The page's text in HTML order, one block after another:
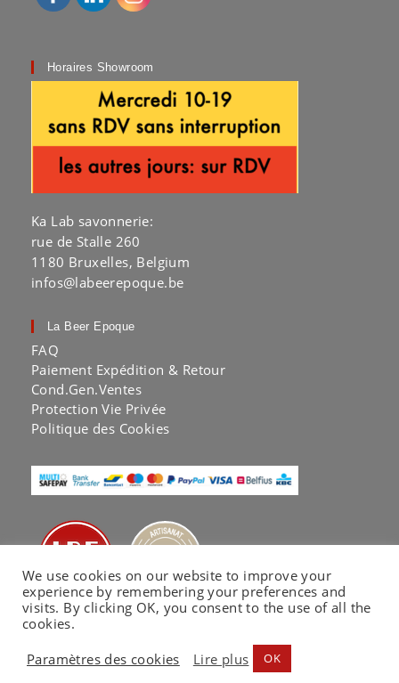
Horaires Showroom
Ka Lab savonnerie:
rue de Stalle 260
1180 Bruxelles, Belgium
infos@labeerepoque.be
La Beer Epoque
FAQ
Paiement Expédition & Retour
Cond.Gen.Ventes
Protection Vie Privée
Politique des Cookies
La Beer Epoque® by KA LAB | Copyright 2020 |Website co-built by
We use cookies on our website to improve your
experience by remembering your preferences and
visits. By clicking OK, you consent to the use of all the
cookies.
Paramètres des cookies
Lire plus OK